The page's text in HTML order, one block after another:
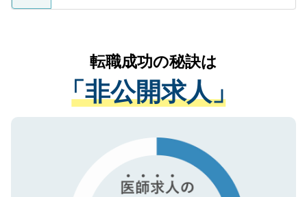
ているすべての個人データはご本人の許可
は、個人情報の取り扱いについての厳密な
管理基準を満たした事業者のみに付与され
る、プライバシーマークを取得済みです。
で、機密保持に関してもご安心ください。
かがいして、現在の医療機関の状況や紹介
経験をまじえながら、適切なアドバイスを
させていただきます。すぐにご転職をされ
ない方には、長期的なサポートが可能です
ので、まずはご登録ください。
転職成功の秘訣は
「非公開求人」